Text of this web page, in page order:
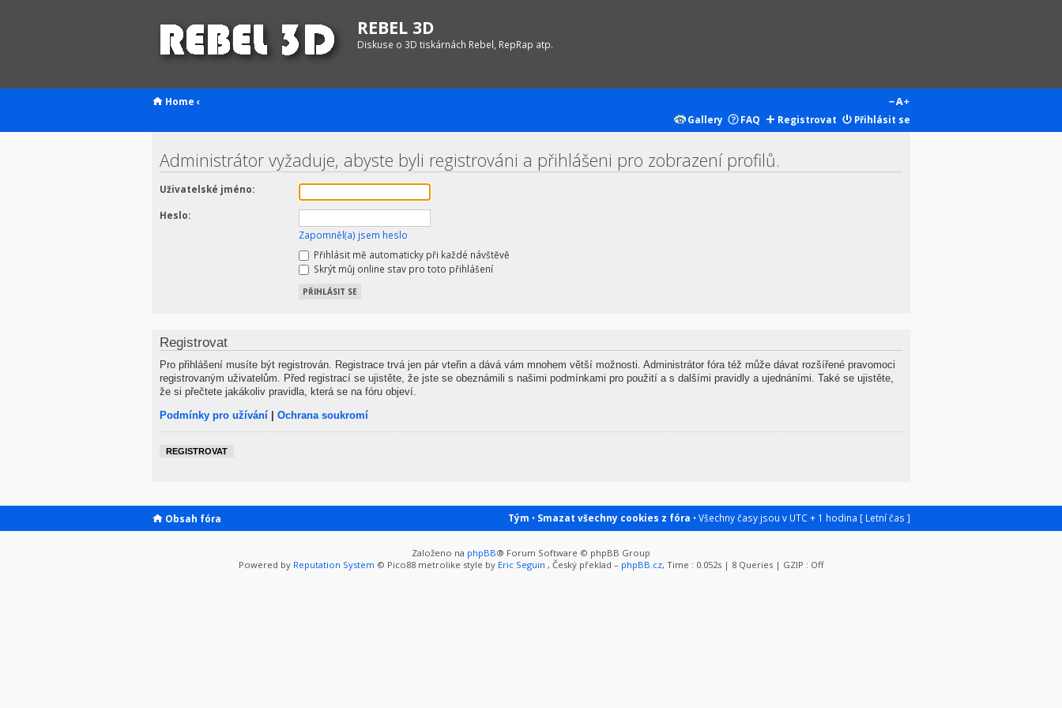
REBEL 3D
Diskuse o 3D tiskárnách Rebel, RepRap atp.
Home ‹
Gallery
FAQ Registrovat Přihlásit se
Administrátor vyžaduje, abyste byli registrováni a přihlášeni pro zobrazení profilů.
Uživatelské jméno:
Heslo:
Zapomněl(a) jsem heslo
Přihlásit mě automaticky při každé návštěvě
Skrýt můj online stav pro toto přihlášení
Registrovat
Pro přihlášení musíte být registrován. Registrace trvá jen pár vteřin a dává vám mnohem větší možnosti. Administrátor fóra též může dávat rozšířené pravomoci
registrovaným uživatelům. Před registrací se ujistěte, že jste se obeznámili s našimi podmínkami pro použití a s dalšími pravidly a ujednáními. Také se ujistěte,
že si přečtete jakákoliv pravidla, která se na fóru objeví.
Podmínky pro užívání | Ochrana soukromí
REGISTROVAT
Obsah fóra Tým • Smazat všechny cookies z fóra • Všechny časy jsou v UTC + 1 hodina [ Letní čas ]
Založeno na phpBB® Forum Software © phpBB Group
Powered by Reputation System © Pico88 metrolike style by Eric Seguin , Český překlad – phpBB.cz, Time : 0.052s | 8 Queries | GZIP : Off